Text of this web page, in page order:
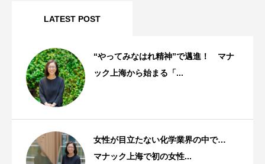
LATEST POST
“やってみなはれ精神”で邁進！ マナ
ック上海から始まる「...
女性が目立たない化学業界の中で…
マナック上海で初の女性...